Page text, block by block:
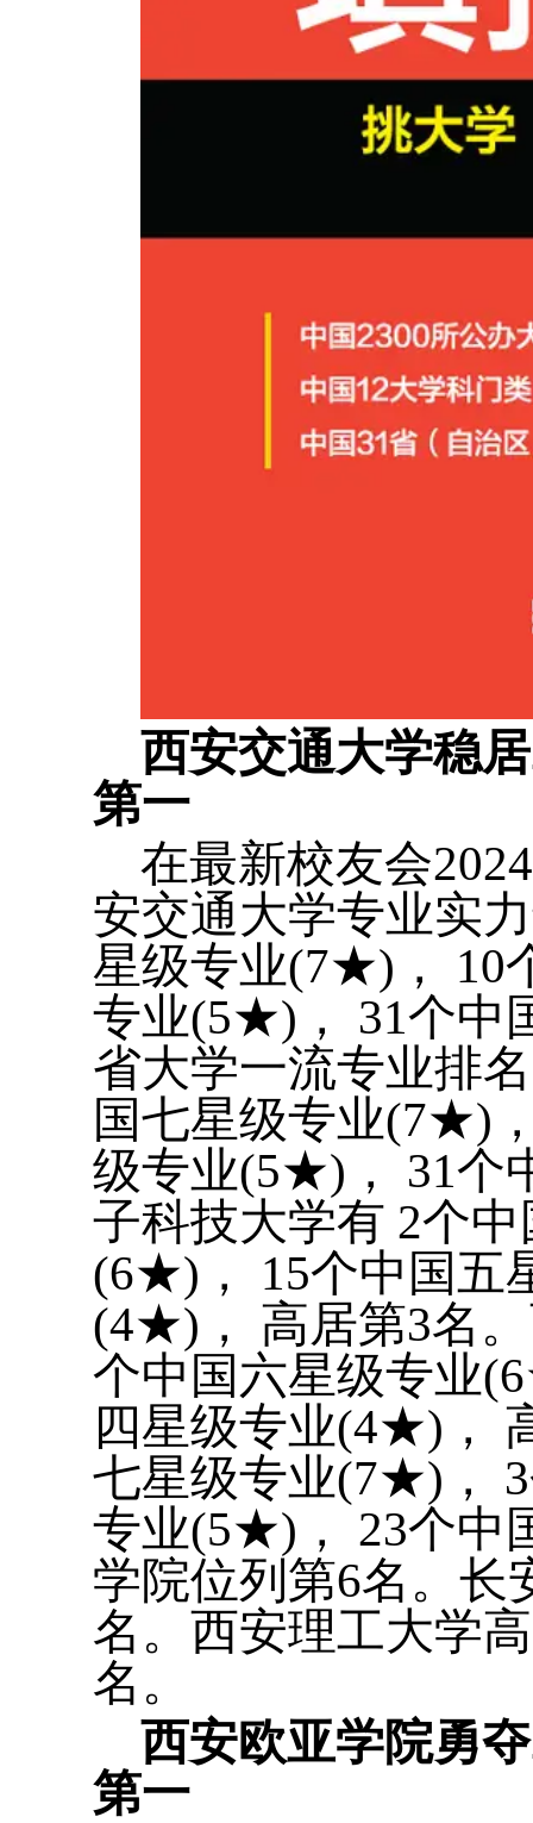
西安交通大学稳
第一
在最新校友会
安交通大学专业实
星级专业(7★)， 10
专业(5★)， 31个中
省大学一流专业排
国七星级专业(7★)
级专业(5★)， 31个
子科技大学有 2个
(6★)， 15个中国五
(4★)， 高居第3名
个中国六星级专业
四星级专业(4★)，
七星级专业(7★)，
专业(5★)， 23个中
学院位列第6名。长
名。西安理工大学
名。
西安欧亚学院勇
第一